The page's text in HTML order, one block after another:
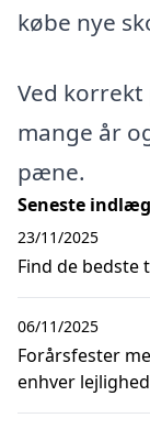
købe nye
Ved korrekt
mange år
pæne.
Seneste indlæg
Find de
23/11/2025
Forårsfester
enhver lejlighed
06/11/2025